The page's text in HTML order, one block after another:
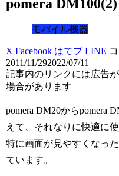
pomera DM100(2)
モバイル機器
X Facebook はてブ LINE
2011/11/292022/07/11
記事内のリンクには広告
場合があります
pomera DM20からpomera
えて、それなりに快適に
特に画面が見やすくなっ
ています。